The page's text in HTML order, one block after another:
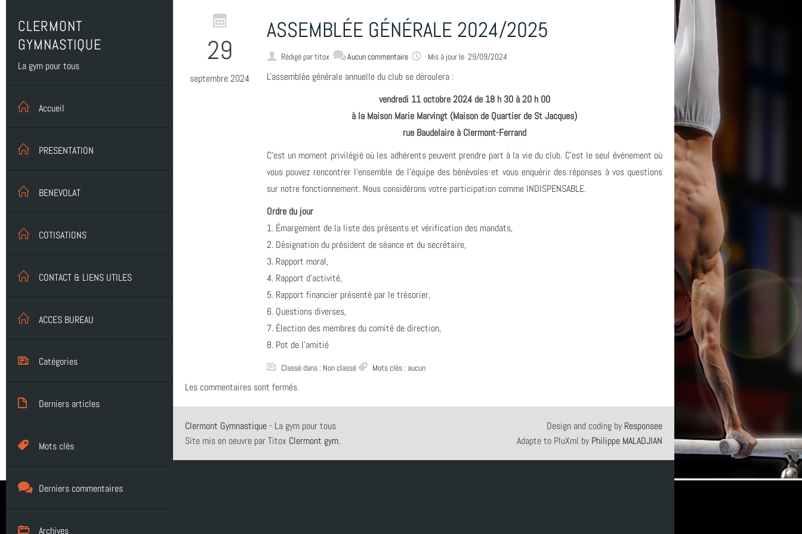
CLERMONT
GYMNASTIQUE
La gym pour tous
Accueil
PRESENTATION
BENEVOLAT
COTISATIONS
CONTACT & LIENS UTILES
ACCES BUREAU
Catégories
Compétition (7)
Infos générales (24)
GRS (1)
Derniers articles
FETE DE LA GYM 2026
FINALE NATIONALE UFOLEP 2026
Mots clés
Clermont-Ferrand
GRS
Derniers commentaires
Archives
29
septembre 2024
ASSEMBLÉE GÉNÉRALE 2024/2025
Rédigé partitox Aucun commentaire Mis à jour le 29/09/2024
L'assemblée générale annuelle du club se déroulera :
vendredi 11 octobre 2024 de 18 h 30 à 20 h 00
à la Maison Marie Marvingt (Maison de Quartier de St Jacques)
rue Baudelaire à Clermont-Ferrand
C'est un moment privilégié où les adhérents peuvent prendre part à la vie du club. C'est le seul évènement où
vous pouvez rencontrer l’ensemble de l’équipe des bénévoles et vous enquérir des réponses à vos questions
sur notre fonctionnement. Nous considérons votre participation comme INDISPENSABLE.
Ordre du jour
1. Émargement de la liste des présents et vérification des mandats,
2. Désignation du président de séance et du secrétaire,
3. Rapport moral,
4. Rapport d'activité,
5. Rapport financier présenté par le trésorier,
6. Questions diverses,
7. Élection des membres du comité de direction,
8. Pot de l’amitié
Classé dans : Non classé Mots clés : aucun
Les commentaires sont fermés.
Clermont Gymnastique- La gym pour tous
Site mis en oeuvre par Titox Clermont gym.
Design and coding by Responsee
Adapte to PluXml by Philippe MALADJIAN